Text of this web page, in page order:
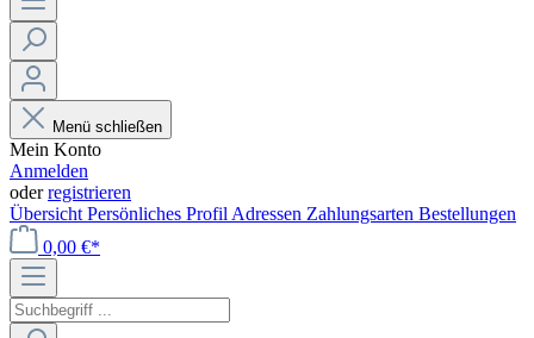
Menü schließen
Mein Konto
Anmelden
oderregistrieren
Übersicht Persönliches Profil Adressen Zahlungsarten Bestellungen
0,00 €*